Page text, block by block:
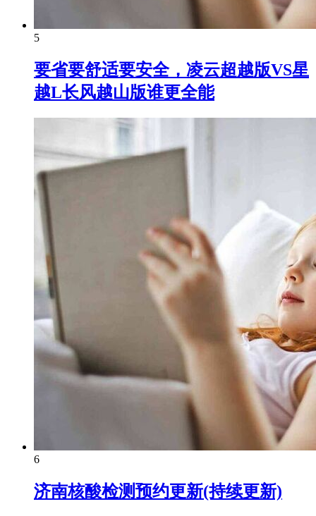
5
要省要舒适要安全，凌云超越版VS星
越L长风越山版谁更全能
6
济南核酸检测预约更新(持续更新)